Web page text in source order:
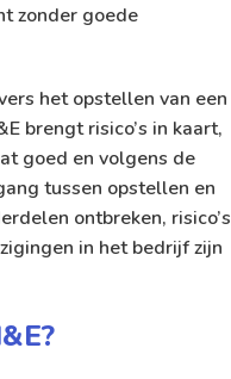
zonder goede
het opstellen van een
brengt risico’s in kaart,
goed en volgens de
tussen opstellen en
ontbreken, risico’s
in het bedrijf zijn